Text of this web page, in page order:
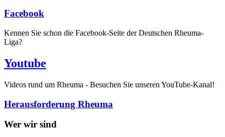
Facebook
Kennen Sie schon die Facebook-Seite der Deutschen Rheuma-
Liga?
Youtube
Videos rund um Rheuma - Besuchen Sie unseren YouTube-Kanal!
Herausforderung Rheuma
Wer wir sind